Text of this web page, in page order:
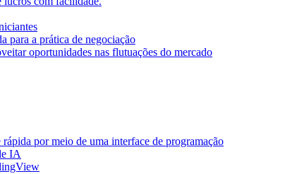
para a prática de negociação
oportunidades nas flutuações do mercado
por meio de uma interface de programação
IA